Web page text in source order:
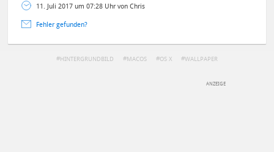
11. Juli 2017 um 07:28 Uhr von Chris
Fehler gefunden?
HINTERGRUNDBILD MACOS OS X WALLPAPER